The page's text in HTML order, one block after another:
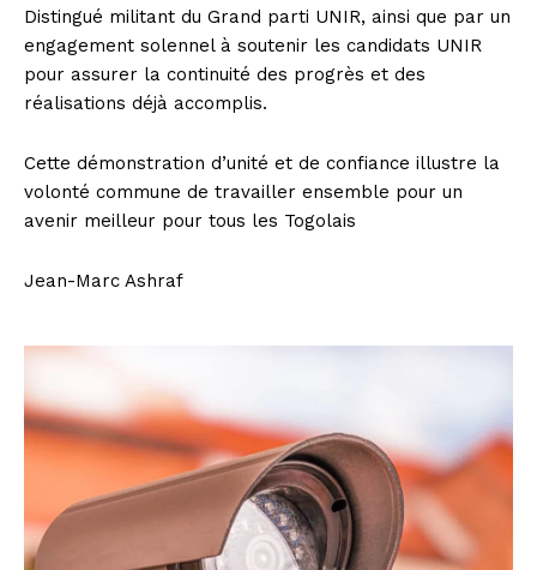
Distingué militant du Grand parti UNIR, ainsi que par un
engagement solennel à soutenir les candidats UNIR
pour assurer la continuité des progrès et des
réalisations déjà accomplis.
Cette démonstration d’unité et de confiance illustre la
volonté commune de travailler ensemble pour un
avenir meilleur pour tous les Togolais
Jean-Marc Ashraf